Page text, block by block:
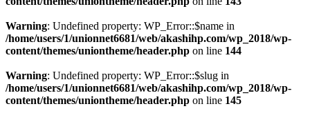
Warning: Undefined property: WP_Error::$name in
/home/users/1/unionnet6681/web/akashihp.com/wp_2018/wp-
content/themes/uniontheme/header.php on line 144
Warning: Undefined property: WP_Error::$slug in
/home/users/1/unionnet6681/web/akashihp.com/wp_2018/wp-
content/themes/uniontheme/header.php on line 145